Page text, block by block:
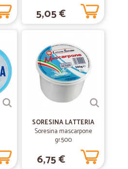
5,05 €
SORESINA LATTERIA
Soresina mascarpone
gr.500
6,75 €